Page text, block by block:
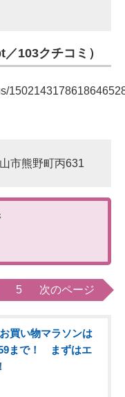
103クチコミ）
市熊野町丙631
5 次のページ
買い物マラソンは
まで！ まずはエ